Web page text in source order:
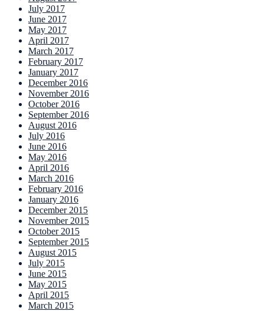
July 2017
June 2017
May 2017
April 2017
March 2017
February 2017
January 2017
December 2016
November 2016
October 2016
September 2016
August 2016
July 2016
June 2016
May 2016
April 2016
March 2016
February 2016
January 2016
December 2015
November 2015
October 2015
September 2015
August 2015
July 2015
June 2015
May 2015
April 2015
March 2015